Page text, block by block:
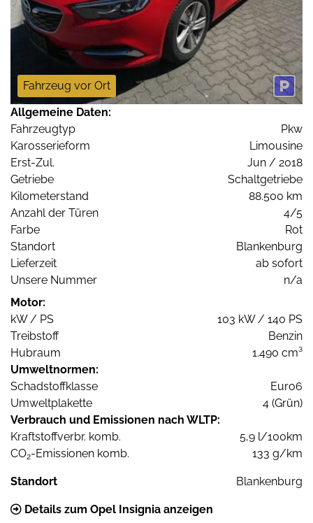
Fahrzeug vor Ort
Allgemeine Daten:
Fahrzeugtyp
Pkw
Karosserieform
Limousine
Erst-Zul.
Jun / 2018
Getriebe
Schaltgetriebe
Kilometerstand
88.500 km
Anzahl der Türen
4/5
Farbe
Rot
Standort
Blankenburg
Lieferzeit
ab sofort
Unsere Nummer
n/a
Motor:
kW / PS
103 kW / 140 PS
Treibstoff
Benzin
Hubraum
1.490 cm³
Umweltnormen:
Schadstoffklasse
Euro6
Umweltplakette
4 (Grün)
Verbrauch und Emissionen nach WLTP:
Kraftstoffverbr. komb.
5,9 l/100km
CO2-Emissionen komb. 133 g/km
Standort Blankenburg
Details zum Opel Insignia anzeigen